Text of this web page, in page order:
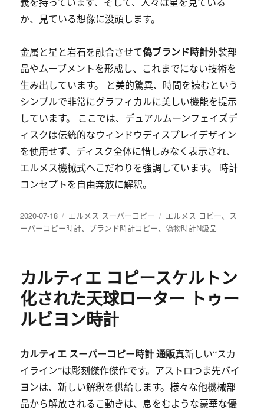
か、見ている想像に没頭します。
金属と星と岩石を融合させて偽ブランド時計外装部
品やムーブメントを形成し、これまでにない技術を
生み出しています。 と美的驚異、時間を読むという
シンプルで非常にグラフィカルに美しい機能を提示
しています。 ここでは、デュアルムーンフェイズデ
ィスクは伝統的なウィンドウディスプレイデザイン
を使用せず、ディスク全体に惜しみなく表示され、
エルメス機械式へこだわりを強調しています。 時計
コンセプトを自由奔放に解釈。
发
布
2020-07-18
分
类
エルメス スーパーコピー
标
签
エルメス コピー、 ス
ーパーコピー時計、 ブランド時計コピー、偽物時計N級品
カルティエ コピースケルトン
化された天球ローター トゥー
ルビヨン時計
カルティエ スーパーコピー時計 通販真新しい“スカ
イライン”は彫刻傑作傑作です。アストロつま先バイ
ヨンは、新しい解釈を供給します。様々な他機械部
品から解放されるこ動きは、息をむような豪華な優